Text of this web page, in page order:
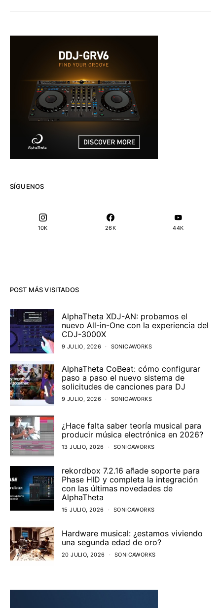
SÍGUENOS
10K 26K 44K
POST MÁS VISITADOS
AlphaTheta XDJ-AN: probamos el
nuevo All-in-One con la experiencia del
CDJ-3000X
9 JULIO, 2026 SONICAWORKS
AlphaTheta CoBeat: cómo configurar
paso a paso el nuevo sistema de
solicitudes de canciones para DJ
9 JULIO, 2026 SONICAWORKS
¿Hace falta saber teoría musical para
producir música electrónica en 2026?
13 JULIO, 2026 SONICAWORKS
rekordbox 7.2.16 añade soporte para
Phase HID y completa la integración
con las últimas novedades de
AlphaTheta
15 JULIO, 2026 SONICAWORKS
Hardware musical: ¿estamos viviendo
una segunda edad de oro?
20 JULIO, 2026 SONICAWORKS